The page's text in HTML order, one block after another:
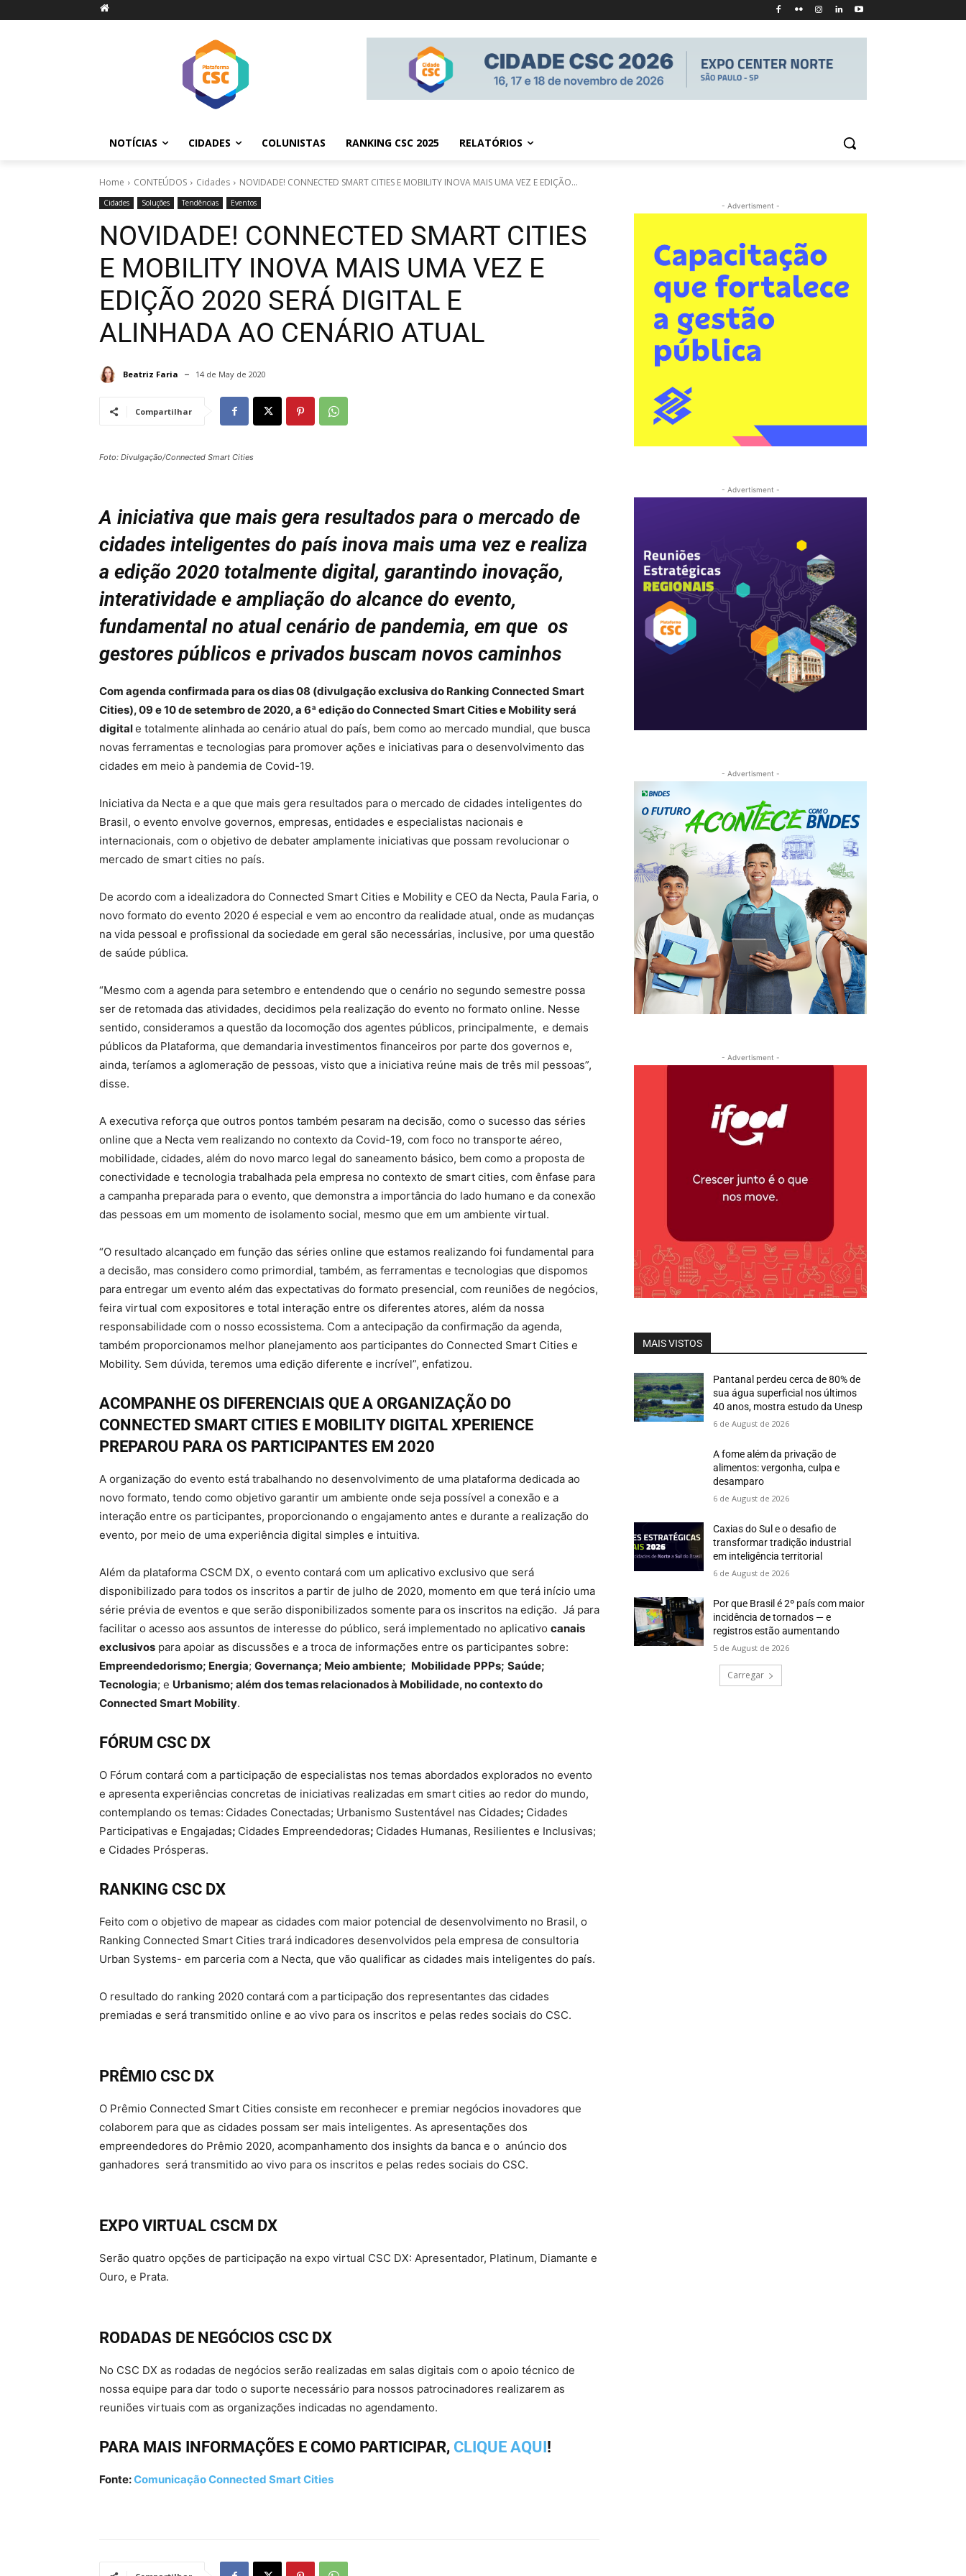
NOTÍCIAS CIDADES COLUNISTAS RANKING CSC 2025 RELATÓRIOS
Home CONTEÚDOS Cidades NOVIDADE! CONNECTED SMART CITIES E MOBILITY INOVA MAIS UMA VEZ E EDIÇÃO...
Cidades Soluções Tendências Eventos
NOVIDADE! CONNECTED SMART CITIES
E MOBILITY INOVA MAIS UMA VEZ E
EDIÇÃO 2020 SERÁ DIGITAL E
ALINHADA AO CENÁRIO ATUAL
Beatriz Faria 14 de May de 2020
Compartilhar
Foto: Divulgação/Connected Smart Cities
A iniciativa que mais gera resultados para o mercado de
cidades inteligentes do país inova mais uma vez e realiza
a edição 2020 totalmente digital, garantindo inovação,
interatividade e ampliação do alcance do evento,
fundamental no atual cenário de pandemia, em que os
gestores públicos e privados buscam novos caminhos
Com agenda confirmada para os dias 08 (divulgação exclusiva do Ranking Connected Smart
Cities), 09 e 10 de setembro de 2020, a 6ª edição do Connected Smart Cities e Mobility será
digitale totalmente alinhada ao cenário atual do país, bem como ao mercado mundial, que busca
novas ferramentas e tecnologias para promover ações e iniciativas para o desenvolvimento das
cidades em meio à pandemia de Covid-19.
Iniciativa da Necta e a que que mais gera resultados para o mercado de cidades inteligentes do
Brasil, o evento envolve governos, empresas, entidades e especialistas nacionais e
internacionais, com o objetivo de debater amplamente iniciativas que possam revolucionar o
mercado de smart cities no país.
De acordo com a idealizadora do Connected Smart Cities e Mobility e CEO da Necta, Paula Faria, o
novo formato do evento 2020 é especial e vem ao encontro da realidade atual, onde as mudanças
na vida pessoal e profissional da sociedade em geral são necessárias, inclusive, por uma questão
de saúde pública.
“Mesmo com a agenda para setembro e entendendo que o cenário no segundo semestre possa
ser de retomada das atividades, decidimos pela realização do evento no formato online. Nesse
sentido, consideramos a questão da locomoção dos agentes públicos, principalmente, e demais
públicos da Plataforma, que demandaria investimentos financeiros por parte dos governos e,
ainda, teríamos a aglomeração de pessoas, visto que a iniciativa reúne mais de três mil pessoas”,
disse.
A executiva reforça que outros pontos também pesaram na decisão, como o sucesso das séries
online que a Necta vem realizando no contexto da Covid-19, com foco no transporte aéreo,
mobilidade, cidades, além do novo marco legal do saneamento básico, bem como a proposta de
conectividade e tecnologia trabalhada pela empresa no contexto de smart cities, com ênfase para
a campanha preparada para o evento, que demonstra a importância do lado humano e da conexão
das pessoas em um momento de isolamento social, mesmo que em um ambiente virtual.
“O resultado alcançado em função das séries online que estamos realizando foi fundamental para
a decisão, mas considero como primordial, também, as ferramentas e tecnologias que dispomos
para entregar um evento além das expectativas do formato presencial, com reuniões de negócios,
feira virtual com expositores e total interação entre os diferentes atores, além da nossa
responsabilidade com o nosso ecossistema. Com a antecipação da confirmação da agenda,
também proporcionamos melhor planejamento aos participantes do Connected Smart Cities e
Mobility. Sem dúvida, teremos uma edição diferente e incrível”, enfatizou.
ACOMPANHE OS DIFERENCIAIS QUE A ORGANIZAÇÃO DO
CONNECTED SMART CITIES E MOBILITY DIGITAL XPERIENCE
PREPAROU PARA OS PARTICIPANTES EM 2020
A organização do evento está trabalhando no desenvolvimento de uma plataforma dedicada ao
novo formato, tendo como objetivo garantir um ambiente onde seja possível a conexão e a
interação entre os participantes, proporcionando o engajamento antes e durante a realização do
evento, por meio de uma experiência digital simples e intuitiva.
Além da plataforma CSCM DX, o evento contará com um aplicativo exclusivo que será
disponibilizado para todos os inscritos a partir de julho de 2020, momento em que terá início uma
série prévia de eventos e que serão disponibilizados somente para os inscritos na edição. Já para
facilitar o acesso aos assuntos de interesse do público, será implementado no aplicativo canais
exclusivos para apoiar as discussões e a troca de informações entre os participantes sobre:
Empreendedorismo; Energia; Governança; Meio ambiente; Mobilidade PPPs; Saúde;
Tecnologia; e Urbanismo; além dos temas relacionados à Mobilidade, no contexto do
Connected Smart Mobility.
FÓRUM CSC DX
O Fórum contará com a participação de especialistas nos temas abordados explorados no evento
e apresenta experiências concretas de iniciativas realizadas em smart cities ao redor do mundo,
contemplando os temas: Cidades Conectadas; Urbanismo Sustentável nas Cidades; Cidades
Participativas e Engajadas; Cidades Empreendedoras; Cidades Humanas, Resilientes e Inclusivas;
e Cidades Prósperas.
RANKING CSC DX
Feito com o objetivo de mapear as cidades com maior potencial de desenvolvimento no Brasil, o
Ranking Connected Smart Cities trará indicadores desenvolvidos pela empresa de consultoria
Urban Systems- em parceria com a Necta, que vão qualificar as cidades mais inteligentes do país.
O resultado do ranking 2020 contará com a participação dos representantes das cidades
premiadas e será transmitido online e ao vivo para os inscritos e pelas redes sociais do CSC.
PRÊMIO CSC DX
O Prêmio Connected Smart Cities consiste em reconhecer e premiar negócios inovadores que
colaborem para que as cidades possam ser mais inteligentes. As apresentações dos
empreendedores do Prêmio 2020, acompanhamento dos insights da banca e o anúncio dos
ganhadores será transmitido ao vivo para os inscritos e pelas redes sociais do CSC.
EXPO VIRTUAL CSCM DX
Serão quatro opções de participação na expo virtual CSC DX: Apresentador, Platinum, Diamante e
Ouro, e Prata.
RODADAS DE NEGÓCIOS CSC DX
No CSC DX as rodadas de negócios serão realizadas em salas digitais com o apoio técnico de
nossa equipe para dar todo o suporte necessário para nossos patrocinadores realizarem as
reuniões virtuais com as organizações indicadas no agendamento.
PARA MAIS INFORMAÇÕES E COMO PARTICIPAR, CLIQUE AQUI !
Fonte:Comunicação Connected Smart Cities
- Advertisment -
- Advertisment -
- Advertisment -
- Advertisment -
MAIS VISTOS
Pantanal perdeu cerca de 80% de
sua água superficial nos últimos
40 anos, mostra estudo da Unesp
6 de August de 2026
A fome além da privação de
alimentos: vergonha, culpa e
desamparo
6 de August de 2026
Caxias do Sul e o desafio de
transformar tradição industrial
em inteligência territorial
6 de August de 2026
Por que Brasil é 2º país com maior
incidência de tornados — e
registros estão aumentando
5 de August de 2026
Carregar